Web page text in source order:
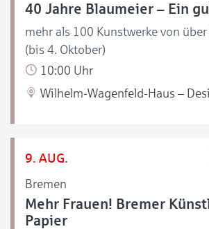
40 Jahre Blaumeier – Ein
mehr als 100 Kunstwerke von
(bis 4. Oktober)
10:00 Uhr
Wilhelm-Wagenfeld-Haus –
9. AUG.
Bremen
Mehr Frauen! Bremer
Papier